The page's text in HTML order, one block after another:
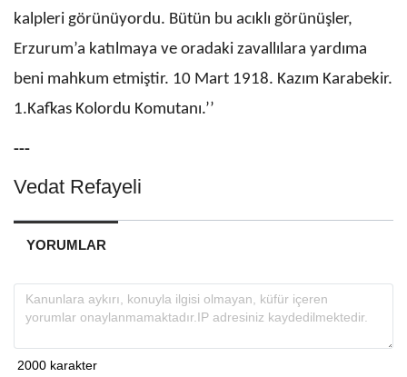
kalpleri görünüyordu. Bütün bu acıklı görünüşler,
Erzurum’a katılmaya ve oradaki zavallılara yardıma
beni mahkum etmiştir. 10 Mart 1918. Kazım Karabekir.
1.Kafkas Kolordu Komutanı.’’
---
Vedat Refayeli
YORUMLAR